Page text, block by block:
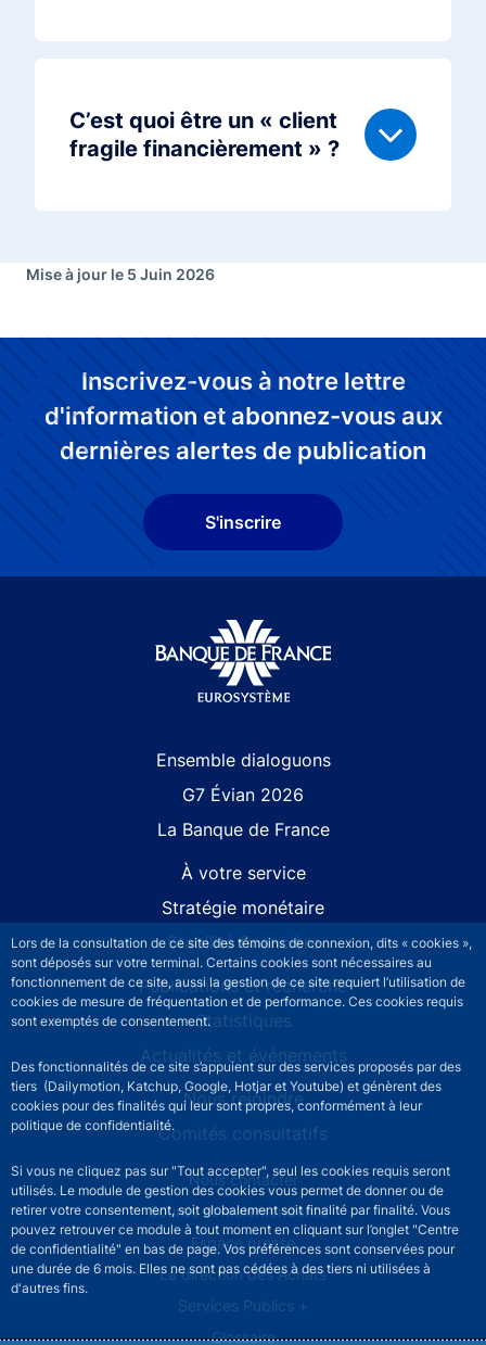
Lors de la consultation de ce site des témoins de connexion, dits « cookies »,
sont déposés sur votre terminal. Certains cookies sont nécessaires au
fonctionnement de ce site, aussi la gestion de ce site requiert l’utilisation de
cookies de mesure de fréquentation et de performance. Ces cookies requis
sont exemptés de consentement.
Des fonctionnalités de ce site s’appuient sur des services proposés par des
tiers (Dailymotion, Katchup, Google, Hotjar et Youtube) et génèrent des
cookies pour des finalités qui leur sont propres, conformément à leur
politique de confidentialité.
Si vous ne cliquez pas sur "Tout accepter", seul les cookies requis seront
utilisés. Le module de gestion des cookies vous permet de donner ou de
retirer votre consentement, soit globalement soit finalité par finalité. Vous
pouvez retrouver ce module à tout moment en cliquant sur l’onglet "Centre
de confidentialité" en bas de page. Vos préférences sont conservées pour
une durée de 6 mois. Elles ne sont pas cédées à des tiers ni utilisées à
d'autres fins.
C’est quoi être un « client
fragile financièrement » ?
Mise à jour le 5 Juin 2026
Inscrivez-vous à notre lettre
d'information et abonnez-vous aux
dernières alertes de publication
S'inscrire
Ensemble dialoguons
G7 Évian 2026
La Banque de France
À votre service
Stratégie monétaire
Stabilité financière
Publications et recherche
Statistiques
Actualités et événements
Nous rejoindre
Comités consultatifs
Footer secondary menuNous contacter
Sourds et malentendants
Espace presse
La direction des Achats
Services Publics +
Glossaire